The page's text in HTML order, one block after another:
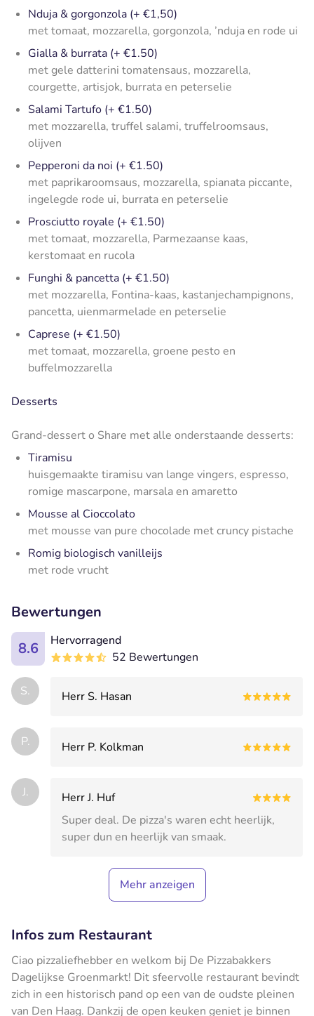
Nduja & gorgonzola (+ €1,50)
met tomaat, mozzarella, gorgonzola, ’nduja en rode ui
Gialla & burrata (+ €1.50)
met gele datterini tomatensaus, mozzarella,
courgette, artisjok, burrata en peterselie
Salami Tartufo (+ €1.50)
met mozzarella, truffel salami, truffelroomsaus,
olijven
Pepperoni da noi (+ €1.50)
met paprikaroomsaus, mozzarella, spianata piccante,
ingelegde rode ui, burrata en peterselie
Prosciutto royale (+ €1.50)
met tomaat, mozzarella, Parmezaanse kaas,
kerstomaat en rucola
Funghi & pancetta (+ €1.50)
met mozzarella, Fontina-kaas, kastanjechampignons,
pancetta, uienmarmelade en peterselie
Caprese (+ €1.50)
met tomaat, mozzarella, groene pesto en
buffelmozzarella
Desserts
Grand-dessert o Share met alle onderstaande desserts:
Tiramisu
huisgemaakte tiramisu van lange vingers, espresso,
romige mascarpone, marsala en amaretto
Mousse al Cioccolato
met mousse van pure chocolade met cruncy pistache
Romig biologisch vanilleijs
met rode vrucht
Bewertungen
8.6
Hervorragend
52 Bewertungen
S. Herr S. Hasan
P. Herr P. Kolkman
J.
Herr J. Huf
Super deal. De pizza's waren echt heerlijk,
super dun en heerlijk van smaak.
Mehr anzeigen
Infos zum Restaurant
Ciao pizzaliefhebber en welkom bij De Pizzabakkers
Dagelijkse Groenmarkt! Dit sfeervolle restaurant bevindt
zich in een historisch pand op een van de oudste pleinen
van Den Haag. Dankzij de open keuken geniet je binnen